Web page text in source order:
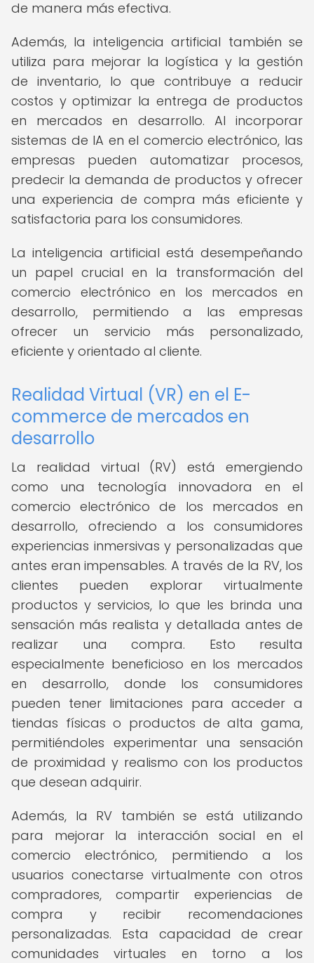
de manera más efectiva.
Además, la inteligencia artificial también se
utiliza para mejorar la logística y la gestión
de inventario, lo que contribuye a reducir
costos y optimizar la entrega de productos
en mercados en desarrollo. Al incorporar
sistemas de IA en el comercio electrónico, las
empresas pueden automatizar procesos,
predecir la demanda de productos y ofrecer
una experiencia de compra más eficiente y
satisfactoria para los consumidores.
La inteligencia artificial está desempeñando
un papel crucial en la transformación del
comercio electrónico en los mercados en
desarrollo, permitiendo a las empresas
ofrecer un servicio más personalizado,
eficiente y orientado al cliente.
Realidad Virtual (VR) en el E-
commerce de mercados en
desarrollo
La realidad virtual (RV) está emergiendo
como una tecnología innovadora en el
comercio electrónico de los mercados en
desarrollo, ofreciendo a los consumidores
experiencias inmersivas y personalizadas que
antes eran impensables. A través de la RV, los
clientes pueden explorar virtualmente
productos y servicios, lo que les brinda una
sensación más realista y detallada antes de
realizar una compra. Esto resulta
especialmente beneficioso en los mercados
en desarrollo, donde los consumidores
pueden tener limitaciones para acceder a
tiendas físicas o productos de alta gama,
permitiéndoles experimentar una sensación
de proximidad y realismo con los productos
que desean adquirir.
Además, la RV también se está utilizando
para mejorar la interacción social en el
comercio electrónico, permitiendo a los
usuarios conectarse virtualmente con otros
compradores, compartir experiencias de
compra y recibir recomendaciones
personalizadas. Esta capacidad de crear
comunidades virtuales en torno a los